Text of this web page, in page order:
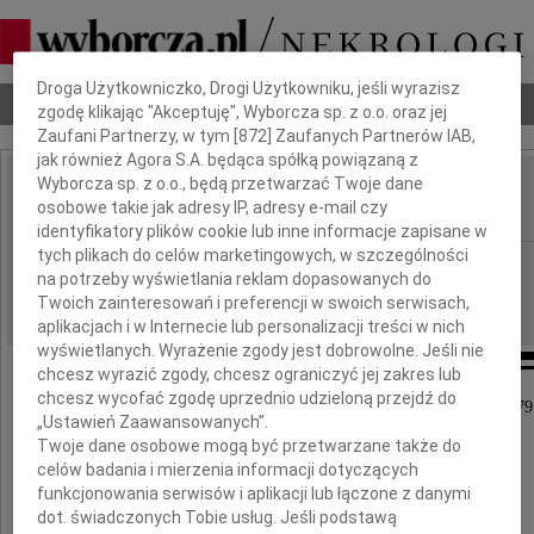
Nekrologi Odeszli Poradnik pogrzebowy
IMIĘ I NAZWISKO: Czesława Sosnowska
REGION: Warszawa
DATA EMISJI: 17.03.2011
W dniu 14 marca 2011 roku zmarła, przeżywszy
Dbamy o Twoją prywatność
Droga Użytkowniczko, Drogi Użytkowniku, jeśli wyrazisz
zgodę klikając "Akceptuję", Wyborcza sp. z o.o. oraz jej
Zaufani Partnerzy, w tym [872 ] Zaufanych Partnerów IAB,
jak również Agora S.A. będąca spółką powiązaną z
Wyborcza sp. z o.o., będą przetwarzać Twoje dane
osobowe takie jak adresy IP, adresy e-mail czy
identyfikatory plików cookie lub inne informacje zapisane w
tych plikach do celów marketingowych, w szczególności
na potrzeby wyświetlania reklam dopasowanych do
Twoich zainteresowań i preferencji w swoich serwisach,
aplikacjach i w Internecie lub personalizacji treści w nich
wyświetlanych. Wyrażenie zgody jest dobrowolne. Jeśli nie
chcesz wyrazić zgody, chcesz ograniczyć jej zakres lub
chcesz wycofać zgodę uprzednio udzieloną przejdź do
„Ustawień Zaawansowanych”.
Twoje dane osobowe mogą być przetwarzane także do
celów badania i mierzenia informacji dotyczących
funkcjonowania serwisów i aplikacji lub łączone z danymi
dot. świadczonych Tobie usług. Jeśli podstawą